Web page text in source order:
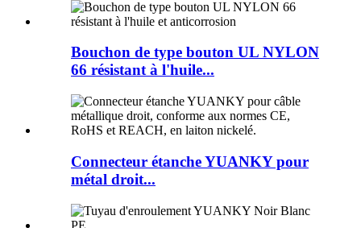
Bouchon de type bouton UL NYLON
66 résistant à l'huile...
Connecteur étanche YUANKY pour
métal droit...